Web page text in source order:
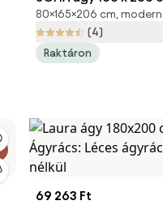
Ágyrács: Lamellás
Coco Maxi 20 cm
80×165×206 cm,
(4)
Raktáron
69 263 Ft